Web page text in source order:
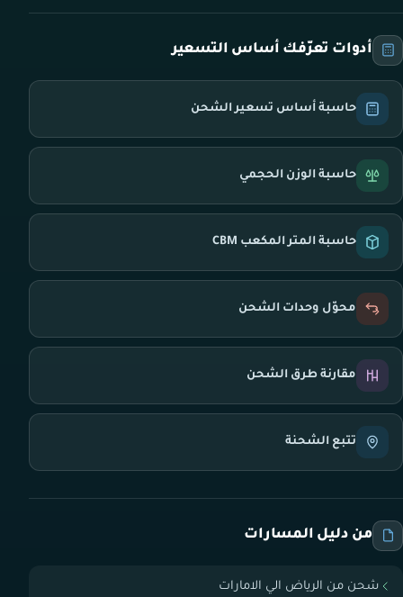
أدوات تعرّفك أساس التسعير
حاسبة أساس تسعير الشحن
حاسبة الوزن الحجمي
حاسبة المتر المكعب CBM
محوّل وحدات الشحن
مقارنة طرق الشحن
تتبع الشحنة
من دليل المسارات
شحن من الرياض الي الامارات